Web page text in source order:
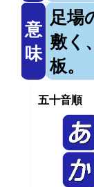
意
味
足場
敷く
板。
五十音順